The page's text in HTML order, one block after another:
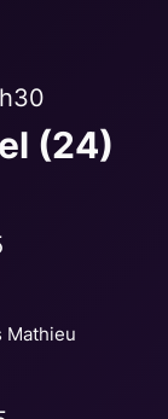
(24)
Mathieu